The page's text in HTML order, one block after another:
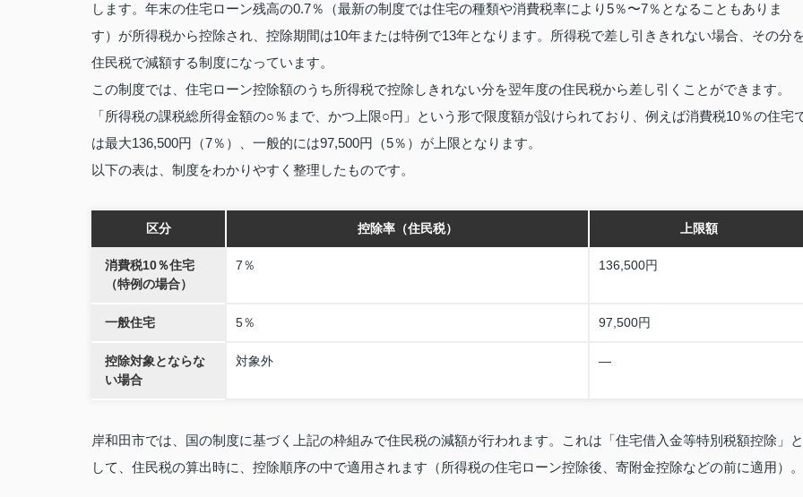
します。年末の住宅ローン残高の0.7％（最新の制度では住宅の種類や消費税率により5％〜7％となることもありま
す）が所得税から控除され、控除期間は10年または特例で13年となります。所得税で差し引ききれない場合、その分
住民税で減額する制度になっています。
この制度では、住宅ローン控除額のうち所得税で控除しきれない分を翌年度の住民税から差し引くことができます。
「所得税の課税総所得金額の○％まで、かつ上限○円」という形で限度額が設けられており、例えば消費税10％の住宅
は最大136,500円（7％）、一般的には97,500円（5％）が上限となります。
以下の表は、制度をわかりやすく整理したものです。
区分 控除率（住民税） 上限額
消費税10％住宅
（特例の場合）
7％ 136,500円
一般住宅 5％ 97,500円
控除対象とならな
い場合
対象外 ―
岸和田市では、国の制度に基づく上記の枠組みで住民税の減額が行われます。これは「住宅借入金等特別税額控除」と
して、住民税の算出時に、控除順序の中で適用されます（所得税の住宅ローン控除後、寄附金控除などの前に適用）。